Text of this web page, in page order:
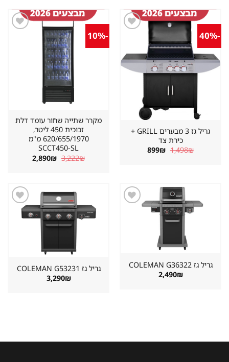
במועדפים
גריל גז 3 מבערים GRILL +
כירת צד
1,498 המחיר
המקורי
899 ₪ המחיר
הנוכחי
מקרר שתייה שחור עומד דלת
זכוכית 450 ליטר,
620/655/1970 מ"מ
SCCT450-SL
3,222 המחיר
המקורי
2,890 ₪ המחיר
הנוכחי
גריל גז ⁦COLEMAN G36322⁩
2,490
שמור
מוצר
גריל גז ⁦COLEMAN G53231⁩
3,290